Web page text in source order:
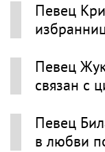
Певец
Певец
связан с
Певец
в любви